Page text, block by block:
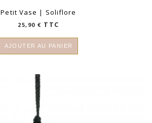
Petit Vase | Soliflore
25,90€ TTC
AJOUTER AU PANIER